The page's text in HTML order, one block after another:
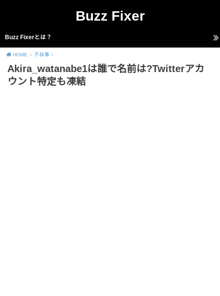
Buzz Fixer
Buzz Fixerとは？
HOME 不祥事
Akira_watanabe1は誰で名前は?Twitterアカ
ウント特定も凍結